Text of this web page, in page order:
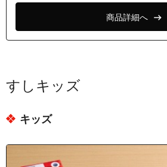
商品詳細へ
すしキッズ
キッズ